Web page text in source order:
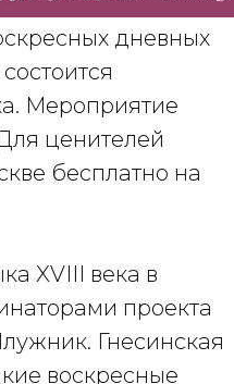
дневных
Мероприятие
ценителей
бесплатно на
XVIII века в
проекта
Гнесинская
воскресные